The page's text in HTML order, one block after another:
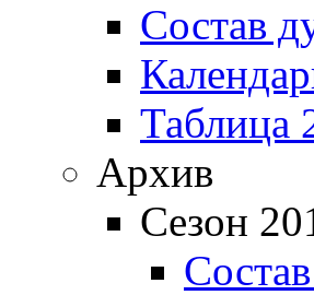
Состав
Таблица
Архив
Сезон